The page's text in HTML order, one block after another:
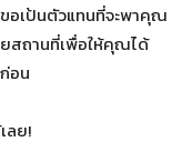
ขอเป้นตัวแทนที่จะพาคุณ
สถานที่เพื่อให้คุณได้
อน
ลย!